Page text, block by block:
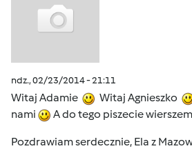
ndz., 02/23/2014 - 21:11
Witaj Adamie
Witaj Agnieszko
nami
A do tego piszecie wierszem
Pozdrawiam serdecznie, Ela z